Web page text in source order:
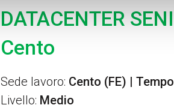
DATACENTER
Cento
Sede lavoro: Cento (FE) |
Livello: Medio